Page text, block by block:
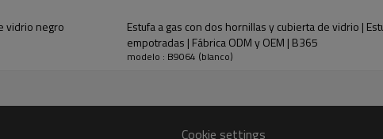
810*420 mm
1010*570*230 mm
vidrio negro
Estufa a gas con dos hornillas y cubierta de vidrio |
empotradas | Fábrica ODM y OEM | B365
modelo : B9064 (blanco)
Cookie settings